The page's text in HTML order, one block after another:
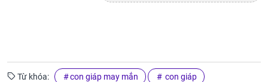
Từ khóa: con giáp may mắn con giáp